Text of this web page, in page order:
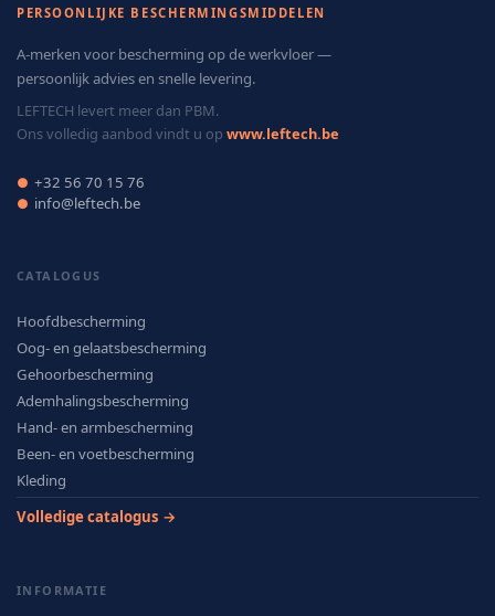
PERSOONLIJKE BESCHERMINGSMIDDELEN
A-merken voor bescherming op de werkvloer —
persoonlijk advies en snelle levering.
LEFTECH levert meer dan PBM.
Ons volledig aanbod vindt u op www.leftech.be
● +32 56 70 15 76
● info@leftech.be
CATALOGUS
Hoofdbescherming
Oog- en gelaatsbescherming
Gehoorbescherming
Ademhalingsbescherming
Hand- en armbescherming
Been- en voetbescherming
Kleding
Volledige catalogus →
INFORMATIE